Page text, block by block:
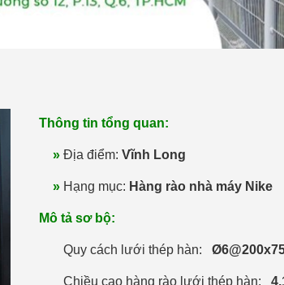
Thông tin tổng quan:
» Địa điểm: Vĩnh Long
» Hạng mục: Hàng rào nhà máy Nike
Mô tả sơ bộ:
Quy cách lưới thép hàn:
Chiều cao hàng rào lưới thép hàn: